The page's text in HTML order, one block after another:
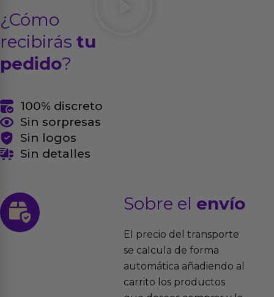
¿Cómo
recibirás tu
pedido?
100% discreto
Sin sorpresas
Sin logos
Sin detalles
Sobre el envío
El precio del transporte
se calcula de forma
automática añadiendo al
carrito los productos